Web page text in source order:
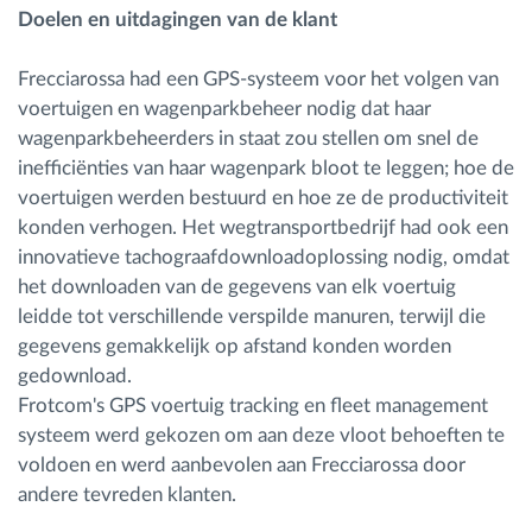
Doelen en uitdagingen van de klant
Frecciarossa had een GPS-systeem voor het volgen van
voertuigen en wagenparkbeheer nodig dat haar
wagenparkbeheerders in staat zou stellen om snel de
inefficiënties van haar wagenpark bloot te leggen; hoe de
voertuigen werden bestuurd en hoe ze de productiviteit
konden verhogen. Het wegtransportbedrijf had ook een
innovatieve tachograafdownloadoplossing nodig, omdat
het downloaden van de gegevens van elk voertuig
leidde tot verschillende verspilde manuren, terwijl die
gegevens gemakkelijk op afstand konden worden
gedownload.
Frotcom's GPS voertuig tracking en fleet management
systeem werd gekozen om aan deze vloot behoeften te
voldoen en werd aanbevolen aan Frecciarossa door
andere tevreden klanten.